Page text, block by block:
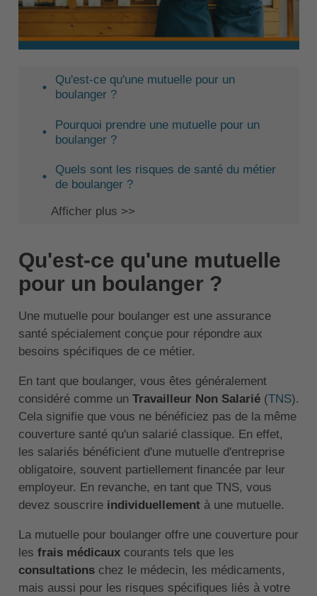
Qu'est-ce qu'une mutuelle pour un
boulanger ?
Pourquoi prendre une mutuelle pour un
boulanger ?
Quels sont les risques de santé du métier
de boulanger ?
Afficher plus >>
Qu'est-ce qu'une mutuelle
pour un boulanger ?
Une mutuelle pour boulanger est une assurance
santé spécialement conçue pour répondre aux
besoins spécifiques de ce métier.
En tant que boulanger, vous êtes généralement
considéré comme un Travailleur Non Salarié(TNS).
Cela signifie que vous ne bénéficiez pas de la même
couverture santé qu'un salarié classique. En effet,
les salariés bénéficient d'une mutuelle d'entreprise
obligatoire, souvent partiellement financée par leur
employeur. En revanche, en tant que TNS, vous
devez souscrire individuellementà une mutuelle.
La mutuelle pour boulanger offre une couverture pour
les frais médicauxcourants tels que les
consultationschez le médecin, les médicaments,
mais aussi pour les risques spécifiques liés à votre